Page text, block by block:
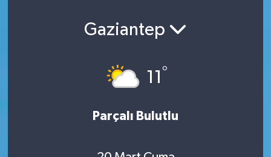
Gaziantep
11°
Parçalı Bulutlu